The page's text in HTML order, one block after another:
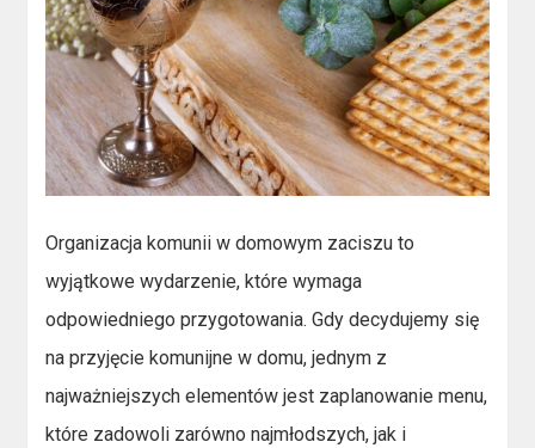
Organizacja komunii w domowym zaciszu to
wyjątkowe wydarzenie, które wymaga
odpowiedniego przygotowania. Gdy decydujemy się
na przyjęcie komunijne w domu, jednym z
najważniejszych elementów jest zaplanowanie menu,
które zadowoli zarówno najmłodszych, jak i